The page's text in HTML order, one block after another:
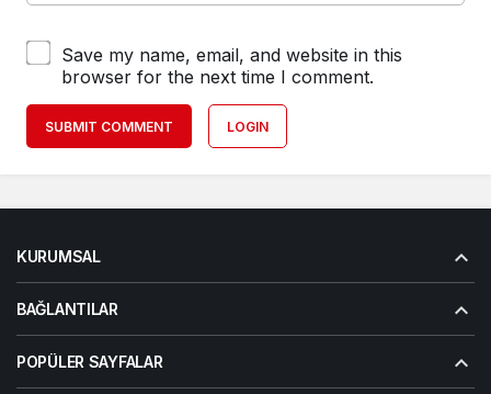
Save my name, email, and website in this
browser for the next time I comment.
SUBMIT COMMENT LOGIN
KURUMSAL
BAĞLANTILAR
POPÜLER SAYFALAR